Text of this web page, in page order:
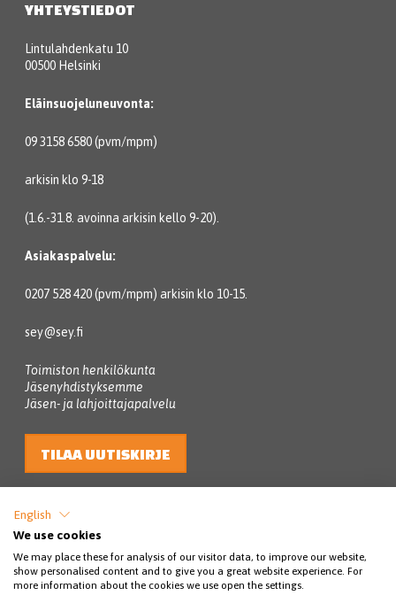
YHTEYSTIEDOT
Lintulahdenkatu 10
00500 Helsinki
Eläinsuojeluneuvonta:
09 3158 6580 (pvm/mpm)
arkisin klo 9-18
(1.6.-31.8. avoinna arkisin kello 9-20).
Asiakaspalvelu:
0207 528 420 (pvm/mpm) arkisin klo 10-15.
sey@sey.fi
Toimiston henkilökunta
Jäsenyhdistyksemme
Jäsen- ja lahjoittajapalvelu
TILAA UUTISKIRJE
English
We use cookies
We may place these for analysis of our visitor data, to improve our website,
show personalised content and to give you a great website experience. For
more information about the cookies we use open the settings.